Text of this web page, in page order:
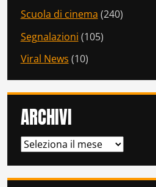
Scuola di cinema (240)
Segnalazioni (105)
Viral News (10)
ARCHIVI
ARCHIVI